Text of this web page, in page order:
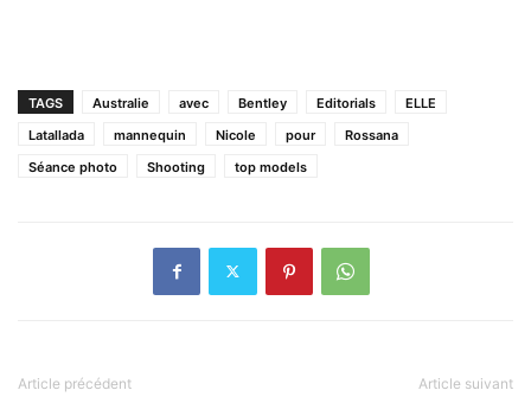
TAGS Australie avec Bentley Editorials
ELLE
Latallada
mannequin Nicole pour
Rossana
Séance photo
Shooting top models
Article précédent Article suivant